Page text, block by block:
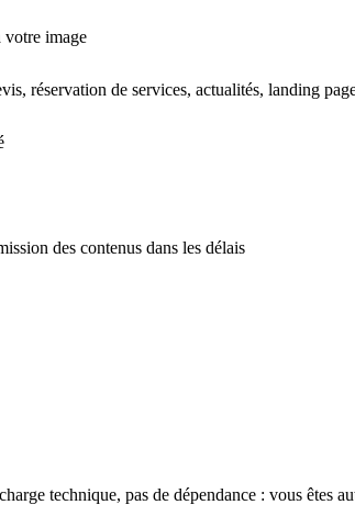
votre image
réservation de services, actualités, landing
des contenus dans les délais
technique, pas de dépendance : vous êtes